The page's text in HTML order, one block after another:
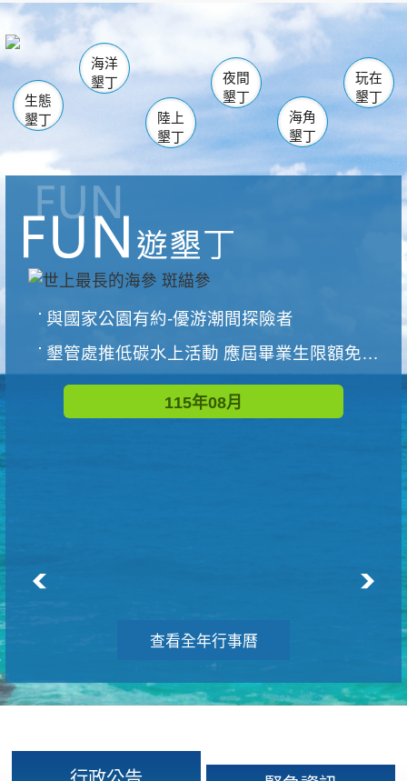
南仁湖
海生館
恆春 佳樂水
龍鑾潭自然中心 森林遊樂區
瓊麻館
關山 墾管處遊客中心
社頂公園 風吹沙
船帆石
白砂 龍磐公園
香蕉灣
砂島
鵝鑾鼻
生態
墾丁
海洋
墾丁
陸上
墾丁
夜間
墾丁
海角
墾丁
玩在
墾丁
與國家公園有約-優游潮間探險者
墾管處推低碳水上活動 應屆畢業生限額免費參加
115年08月
查看全年行事曆